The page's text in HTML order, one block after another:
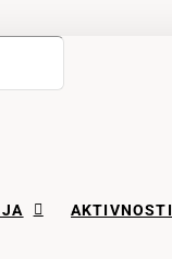
AKTIVNOSTI